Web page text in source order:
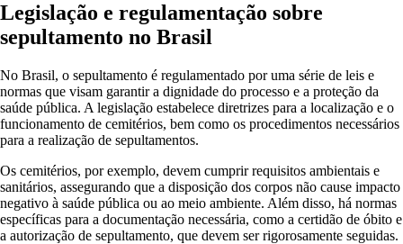
Legislação e regulamentação sobre
sepultamento no Brasil
No Brasil, o sepultamento é regulamentado por uma série de leis e
normas que visam garantir a dignidade do processo e a proteção da
saúde pública. A legislação estabelece diretrizes para a localização e o
funcionamento de cemitérios, bem como os procedimentos necessários
para a realização de sepultamentos.
Os cemitérios, por exemplo, devem cumprir requisitos ambientais e
sanitários, assegurando que a disposição dos corpos não cause impacto
negativo à saúde pública ou ao meio ambiente. Além disso, há normas
específicas para a documentação necessária, como a certidão de óbito e
a autorização de sepultamento, que devem ser rigorosamente seguidas.